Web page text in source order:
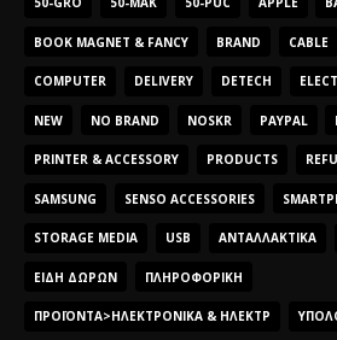
BOOK MAGNET & FANCY BRAND CABLE
COMPUTER DELIVERY DETECH
NEW NO BRAND NOSKR PAYPAL
PRINTER & ACCESSORY PRODUCTS
SAMSUNG SENSO ACCESSORIES
STORAGE MEDIA USB ΑΝΤΑΛΛΑΚΤΙΚΆ
ΕΊΔΗ ΔΏΡΩΝ ΠΛΗΡΟΦΟΡΙΚΉ
ΠΡΟΪΌΝΤΑ>ΗΛΕΚΤΡΟΝΙΚΆ & ΗΛΕΚΤΡ